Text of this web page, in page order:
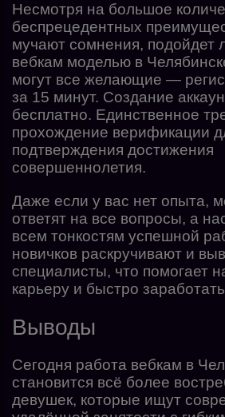
Несмотря на большое
беспрецедентных
мучают сомнения, подойдет
вебкам моделью в
могут все желающие —
за 15 минут. Создание
бесплатно. Единственное
прохождение верификации
подтверждения достижения
совершеннолетия.
Даже если у вас нет опыта,
ответят на все вопросы, а
всем тонкостям успешной
новичков раскручивают и
специалисты, что помогает
карьеру и быстро
Выводы
Сегодня работа вебкам в
становится всё более
девушек, которые ищут